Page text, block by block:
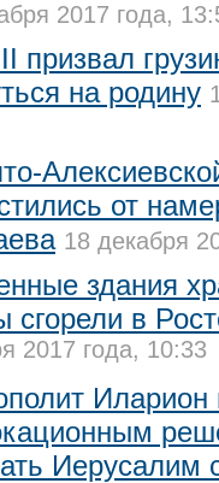
2017 года,
призвал
на родину
от
18 декабря
здания
сгорели в
2017 года, 10:33
Иларион
Иерусалим